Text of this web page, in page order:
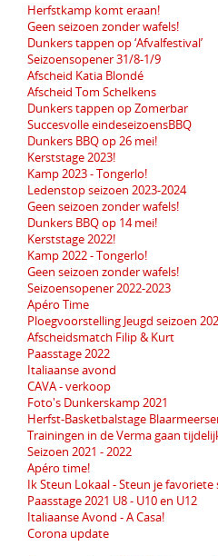
Herfstkamp komt eraan!
Geen seizoen zonder wafels!
Dunkers tappen op ‘Afvalfestival’
Seizoensopener 31/8-1/9
Afscheid Katia Blondé
Afscheid Tom Schelkens
Dunkers tappen op Zomerbar
Succesvolle eindeseizoensBBQ
Dunkers BBQ op 26 mei!
Kerststage 2023!
Kamp 2023 - Tongerlo!
Ledenstop seizoen 2023-2024
Geen seizoen zonder wafels!
Dunkers BBQ op 14 mei!
Kerststage 2022!
Kamp 2022 - Tongerlo!
Geen seizoen zonder wafels!
Seizoensopener 2022-2023
Apéro Time
Ploegvoorstelling Jeugd seizoen
Afscheidsmatch Filip & Kurt
Paasstage 2022
Italiaanse avond
CAVA - verkoop
Foto's Dunkerskamp 2021
Herfst-Basketbalstage
Trainingen in de Verma gaan
Seizoen 2021 - 2022
Apéro time!
Ik Steun Lokaal - Steun je favoriete
Paasstage 2021 U8 - U10 en U12
Italiaanse Avond - A Casa!
Corona update